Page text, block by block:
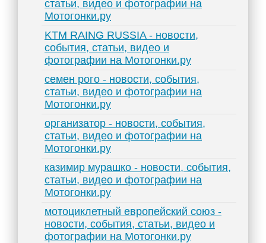
статьи, видео и фотографии на
Мотогонки.ру
KTM RAING RUSSIA - новости,
события, статьи, видео и
фотографии на Мотогонки.ру
семен рого - новости, события,
статьи, видео и фотографии на
Мотогонки.ру
организатор - новости, события,
статьи, видео и фотографии на
Мотогонки.ру
казимир мурашко - новости, события,
статьи, видео и фотографии на
Мотогонки.ру
мотоциклетный европейский союз -
новости, события, статьи, видео и
фотографии на Мотогонки.ру